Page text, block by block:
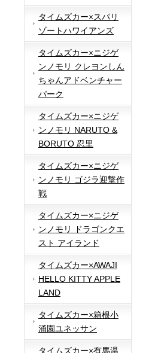
タイムズカー×スパリ
ゾートハワイアンズ
タイムズカー×ニジゲ
ンノモリ クレヨンしん
ちゃんアドベンチャー
パーク
タイムズカー×ニジゲ
ンノモリ NARUTO &
BORUTO 忍里
タイムズカー×ニジゲ
ンノモリ ゴジラ迎撃作
戦
タイムズカー×ニジゲ
ンノモリ ドラゴンクエ
スト アイランド
タイムズカー×AWAJI
HELLO KITTY APPLE
LAND
タイムズカー×箱根小
涌園ユネッサン
タイムズカー×有馬温